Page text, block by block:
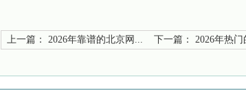
上一篇： 2026年靠谱的北京网... 下一篇： 2026年热门